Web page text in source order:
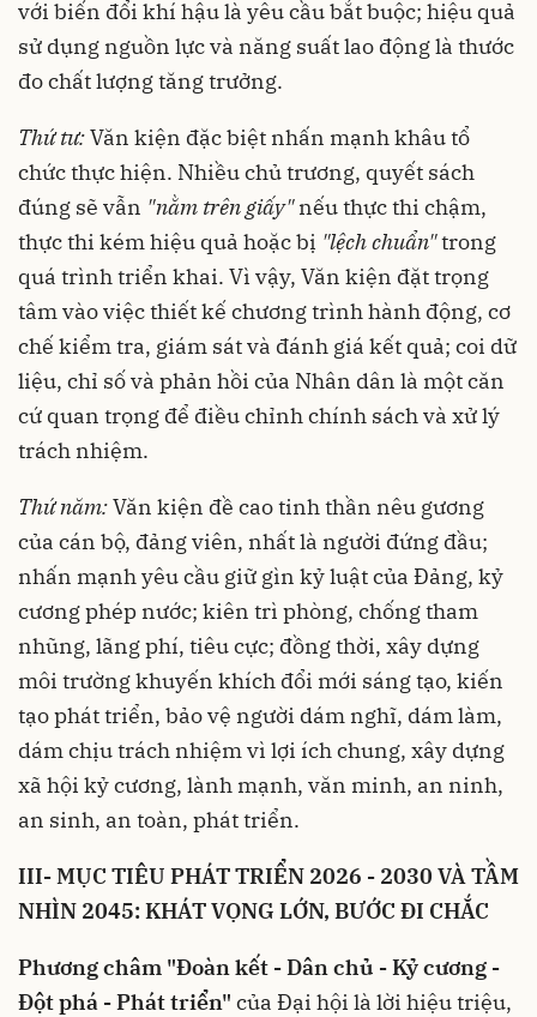
với biến đổi khí hậu là yêu cầu bắt buộc; hiệu quả
sử dụng nguồn lực và năng suất lao động là thước
đo chất lượng tăng trưởng.
Thứ tư:Văn kiện đặc biệt nhấn mạnh khâu tổ
chức thực hiện. Nhiều chủ trương, quyết sách
đúng sẽ vẫn "nằm trên giấy"nếu thực thi chậm,
thực thi kém hiệu quả hoặc bị "lệch chuẩn"trong
quá trình triển khai. Vì vậy, Văn kiện đặt trọng
tâm vào việc thiết kế chương trình hành động, cơ
chế kiểm tra, giám sát và đánh giá kết quả; coi dữ
liệu, chỉ số và phản hồi của Nhân dân là một căn
cứ quan trọng để điều chỉnh chính sách và xử lý
trách nhiệm.
Thứ năm:Văn kiện đề cao tinh thần nêu gương
của cán bộ, đảng viên, nhất là người đứng đầu;
nhấn mạnh yêu cầu giữ gìn kỷ luật của Đảng, kỷ
cương phép nước; kiên trì phòng, chống tham
nhũng, lãng phí, tiêu cực; đồng thời, xây dựng
môi trường khuyến khích đổi mới sáng tạo, kiến
tạo phát triển, bảo vệ người dám nghĩ, dám làm,
dám chịu trách nhiệm vì lợi ích chung, xây dựng
xã hội kỷ cương, lành mạnh, văn minh, an ninh,
an sinh, an toàn, phát triển.
III- MỤC TIÊU PHÁT TRIỂN 2026 - 2030 VÀ TẦM
NHÌN 2045: KHÁT VỌNG LỚN, BƯỚC ĐI CHẮC
Phương châm "Đoàn kết - Dân chủ - Kỷ cương -
Đột phá - Phát triển" của Đại hội là lời hiệu triệu,